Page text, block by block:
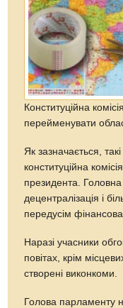
Конституційна
перейменувати
Як зазначається,
конституційна
президента.
децентралізація і
передусім фінансова.
Наразі учасники
повітах, крім
створені виконкоми.
Голова парламенту